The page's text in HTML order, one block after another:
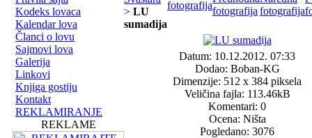
Kodeks lovaca
Kalendar lova
Članci o lovu
Sajmovi lova
Galerija
Linkovi
Knjiga gostiju
Kontakt
REKLAMIRANJE
REKLAME
> LU
sumadija
Datum: 10.12.2012. 07:33
Dodao: Boban-KG
Dimenzije: 512 x 384 piksela
Veličina fajla: 113.46kB
Komentari: 0
Ocena: Ništa
Pogledano: 3076